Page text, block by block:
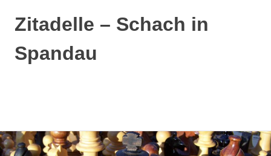
Zum
Inhalt
Zitadelle – Schach in
Spandau